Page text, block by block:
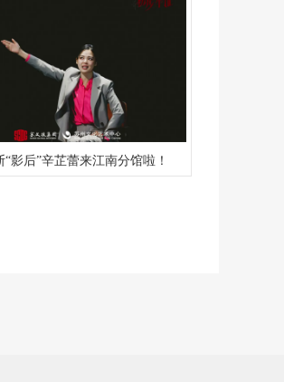
“影后”辛芷蕾来江南分馆啦！